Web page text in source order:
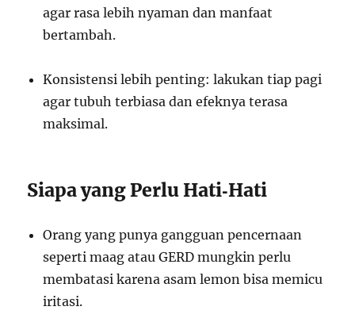
agar rasa lebih nyaman dan manfaat
bertambah.
Konsistensi lebih penting: lakukan tiap pagi
agar tubuh terbiasa dan efeknya terasa
maksimal.
Siapa yang Perlu Hati‑Hati
Orang yang punya gangguan pencernaan
seperti maag atau GERD mungkin perlu
membatasi karena asam lemon bisa memicu
iritasi.